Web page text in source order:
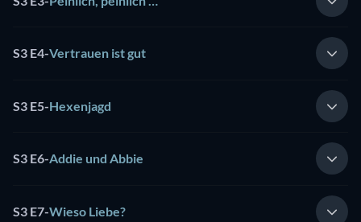
S3 E4-Vertrauen ist gut
S3 E5-Hexenjagd
S3 E6-Addie und Abbie
S3 E7-Wieso Liebe?